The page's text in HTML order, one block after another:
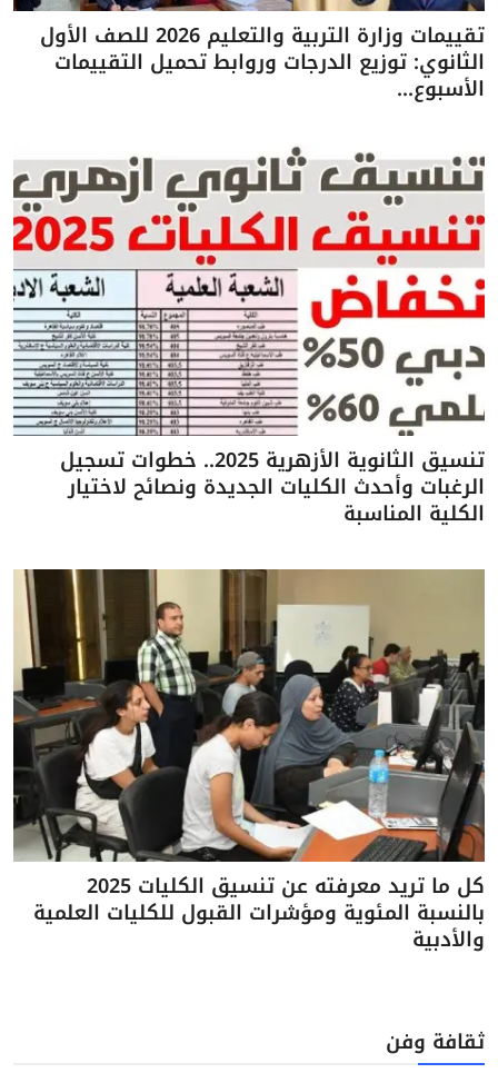
تقييمات وزارة التربية والتعليم 2026 للصف الأول
الثانوي: توزيع الدرجات وروابط تحميل التقييمات
الأسبوع...
تنسيق الثانوية الأزهرية 2025.. خطوات تسجيل
الرغبات وأحدث الكليات الجديدة ونصائح لاختيار
الكلية المناسبة
كل ما تريد معرفته عن تنسيق الكليات 2025
بالنسبة المئوية ومؤشرات القبول للكليات العلمية
والأدبية
ثقافة وفن